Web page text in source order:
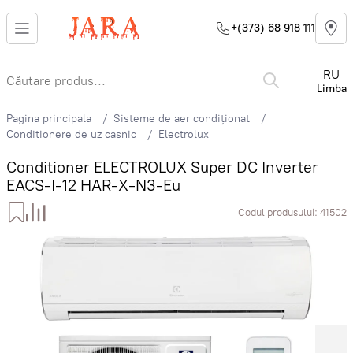
+(373) 68 918 111
RU
Limba
Pagina principala
Sisteme de aer condiționat
Conditionere de uz casnic
Electrolux
Conditioner ELECTROLUX Super DC Inverter
EACS-I-12 HAR-X-N3-Eu
Codul produsului: 41502